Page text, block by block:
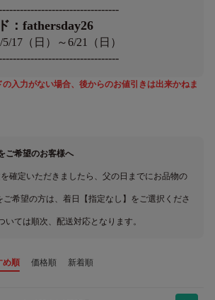
：fathersday26
17（日）～6/21（日）
入力がない場合、後からのお値引きは出来かねま
ご希望のお客様へ
確定いただきましたら、父の日までにお品物の
希望の方は、着日【指定なし】をご選択くださ
いては順次、配送対応となります。
め順 価格順 新着順